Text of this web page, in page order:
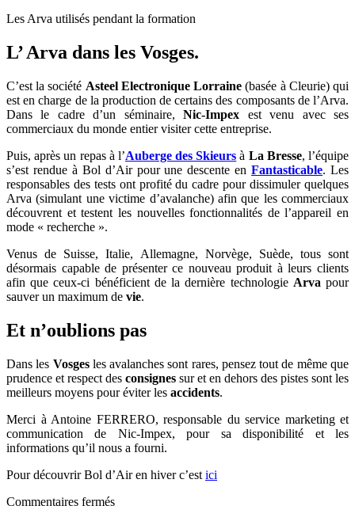
Les Arva utilisés pendant la formation
L’ Arva dans les Vosges.
C’est la société Asteel Electronique Lorraine (basée à Cleurie) qui
est en charge de la production de certains des composants de l’Arva.
Dans le cadre d’un séminaire,Nic-Impex est venu avec ses
commerciaux du monde entier visiter cette entreprise.
Puis, après un repas à l’Auberge des Skieurs à La Bresse, l’équipe
s’est rendue à Bol d’Air pour une descente enFantasticable. Les
responsables des tests ont profité du cadre pour dissimuler quelques
Arva (simulant une victime d’avalanche) afin que les commerciaux
découvrent et testent les nouvelles fonctionnalités de l’appareil en
mode « recherche ».
Venus de Suisse, Italie, Allemagne, Norvège, Suède, tous sont
désormais capable de présenter ce nouveau produit à leurs clients
afin que ceux-ci bénéficient de la dernière technologie Arvapour
sauver un maximum de vie.
Et n’oublions pas
Dans les Vosges les avalanches sont rares, pensez tout de même que
prudence et respect des consignes sur et en dehors des pistes sont les
meilleurs moyens pour éviter les accidents.
Merci à Antoine FERRERO, responsable du service marketing et
communication de Nic-Impex, pour sa disponibilité et les
informations qu’il nous a fourni.
Pour découvrir Bol d’Air en hiver c’est ici
Commentaires fermés